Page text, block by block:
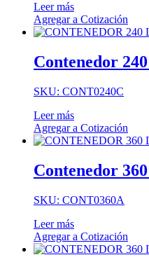
Leer más
Agregar a Cotización
Contenedor
SKU: CONT0240C
Leer más
Agregar a Cotización
Contenedor
SKU: CONT0360A
Leer más
Agregar a Cotización